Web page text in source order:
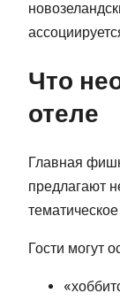
Что
отеле
Главная
предлагают
Гости могут